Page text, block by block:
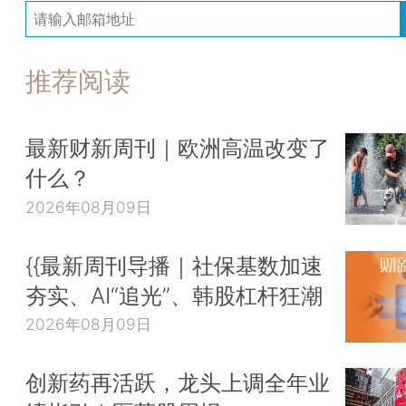
推荐阅读
最新财新周刊｜欧洲高温改变了
什么？
2026年08月09日
{{最新周刊导播｜社保基数加速
夯实、AI“追光”、韩股杠杆狂潮
2026年08月09日
创新药再活跃，龙头上调全年业